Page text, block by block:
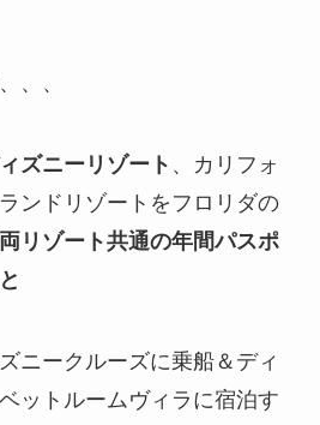
、、
ズニーリゾート 、カリフォ
ンドリゾートをフロリダの
両リゾート共通の年間パスポ
ニークルーズに乗船＆ディ
ットルームヴィラに宿泊す